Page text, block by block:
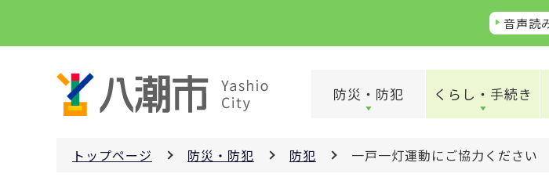
ペ
音声読
防災・防犯 くらし・手続き
トップページ 防災・防犯 防犯 一戸一灯運動にご協力ください